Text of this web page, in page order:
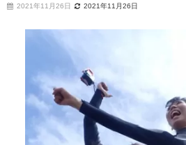
2021年11月26日 2021年11月26日